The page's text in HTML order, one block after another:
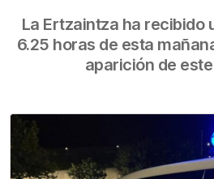
La Ertzaintza ha recibido
6.25 horas de esta
aparición de